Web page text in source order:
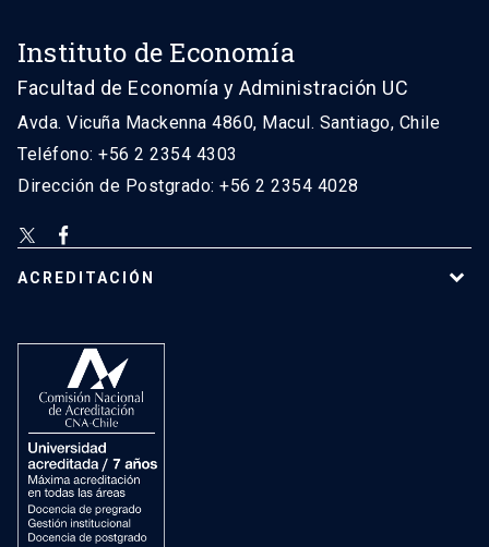
Instituto de Economía
Facultad de Economía y Administración UC
Avda. Vicuña Mackenna 4860, Macul. Santiago, Chile
Teléfono: +56 2 2354 4303
Dirección de Postgrado: +56 2 2354 4028
ACREDITACIÓN